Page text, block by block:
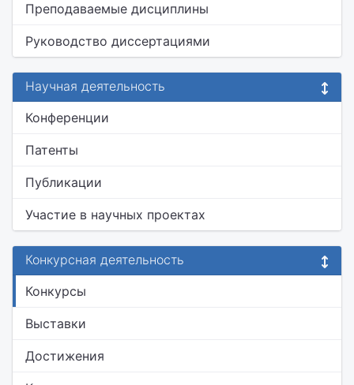
Преподаваемые дисциплины
Руководство диссертациями
Научная деятельность
Конференции
Патенты
Публикации
Участие в научных проектах
Конкурсная деятельность
Конкурсы
Выставки
Достижения